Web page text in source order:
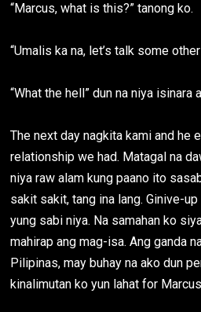
“Marcus, what is this?” tanong ko.
“Umalis ka na, let’s talk some
“What the hell” dun na niya isinara
The next day nagkita kami and he
relationship we had. Matagal na
niya raw alam kung paano ito
sakit sakit, tang ina lang. Ginive-
yung sabi niya. Na samahan ko
mahirap ang mag-isa. Ang ganda
Pilipinas, may buhay na ako dun
kinalimutan ko yun lahat for